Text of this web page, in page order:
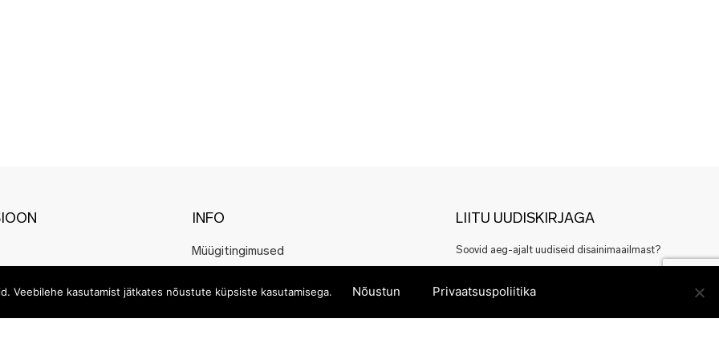
INFO
Müügitingimused
Kauba kättetoimetamine
LIITU UUDISKIRJAGA
Soovid aeg-ajalt uudiseid disainimaailmast?
Veebilehe kasutamist jätkates nõustute küpsiste kasutamisega. Nõustun Privaatsuspoliitika